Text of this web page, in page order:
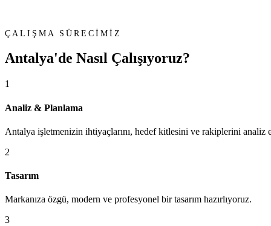
ÇALIŞMA SÜRECİMİZ
Antalya'de Nasıl Çalışıyoruz?
1
Analiz & Planlama
Antalya işletmenizin ihtiyaçlarını, hedef kitlesini ve rakiplerini analiz
2
Tasarım
Markanıza özgü, modern ve profesyonel bir tasarım hazırlıyoruz.
3